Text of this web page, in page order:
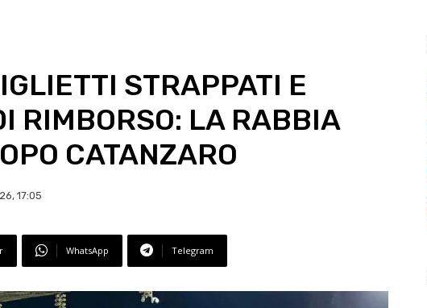
STRAPPATI E
RIMBORSO: LA RABBIA
CATANZARO
17:05
WhatsApp Telegram